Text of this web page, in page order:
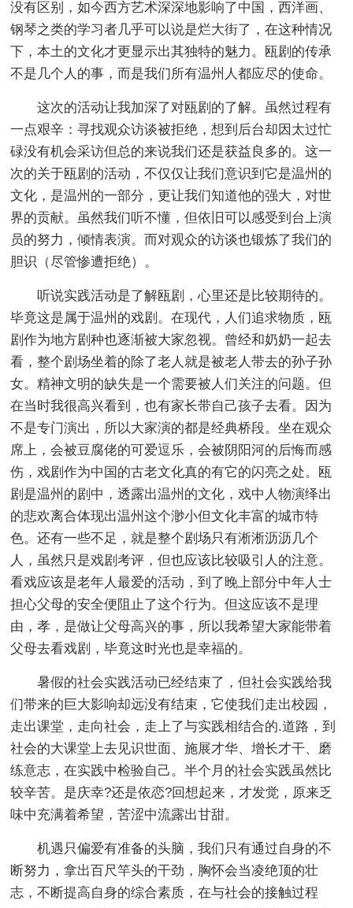
没有区别，如今西方艺术深深地影响了中国，西洋画、
钢琴之类的学习者几乎可以说是烂大街了，在这种情况
下，本土的文化才更显示出其独特的魅力。瓯剧的传承
不是几个人的事，而是我们所有温州人都应尽的使命。
这次的活动让我加深了对瓯剧的了解。虽然过程有
一点艰辛：寻找观众访谈被拒绝，想到后台却因太过忙
碌没有机会采访但总的来说我们还是获益良多的。这一
次的关于瓯剧的活动，不仅仅让我们意识到它是温州的
文化，是温州的一部分，更让我们知道他的强大，对世
界的贡献。虽然我们听不懂，但依旧可以感受到台上演
员的努力，倾情表演。而对观众的访谈也锻炼了我们的
胆识（尽管惨遭拒绝）。
听说实践活动是了解瓯剧，心里还是比较期待的。
毕竟这是属于温州的戏剧。在现代，人们追求物质，瓯
剧作为地方剧种也逐渐被大家忽视。曾经和奶奶一起去
看，整个剧场坐着的除了老人就是被老人带去的孙子孙
女。精神文明的缺失是一个需要被人们关注的问题。但
在当时我很高兴看到，也有家长带自己孩子去看。因为
不是专门演出，所以大家演的都是经典桥段。坐在观众
席上，会被豆腐佬的可爱逗乐，会被阴阳河的后悔而感
伤，戏剧作为中国的古老文化真的有它的闪亮之处。瓯
剧是温州的剧中，透露出温州的文化，戏中人物演绎出
的悲欢离合体现出温州这个渺小但文化丰富的城市特
色。还有一些不足，就是整个剧场只有淅淅沥沥几个
人，虽然只是戏剧考评，但也应该比较吸引人的注意。
看戏应该是老年人最爱的活动，到了晚上部分中年人士
担心父母的安全便阻止了这个行为。但这应该不是理
由，孝，是做让父母高兴的事，所以我希望大家能带着
父母去看戏剧，毕竟这时光也是幸福的。
暑假的社会实践活动已经结束了，但社会实践给我
们带来的巨大影响却远没有结束，它使我们走出校园，
走出课堂，走向社会，走上了与实践相结合的.道路，到
社会的大课堂上去见识世面、施展才华、增长才干、磨
练意志，在实践中检验自己。半个月的社会实践虽然比
较辛苦。是庆幸?还是依恋?回想起来，才发觉，原来乏
味中充满着希望，苦涩中流露出甘甜。
机遇只偏爱有准备的头脑，我们只有通过自身的不
断努力，拿出百尺竿头的干劲，胸怀会当凌绝顶的壮
志，不断提高自身的综合素质，在与社会的接触过程